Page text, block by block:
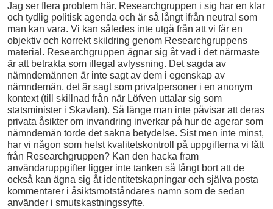
Jag ser flera problem här. Researchgruppen i sig har en klar
och tydlig politisk agenda och är så långt ifrån neutral som
man kan vara. Vi kan således inte utgå från att vi får en
objektiv och korrekt skildring genom Researchgruppens
material. Researchgruppen ägnar sig åt vad i det närmaste
är att betrakta som illegal avlyssning. Det sagda av
nämndemännen är inte sagt av dem i egenskap av
nämndemän, det är sagt som privatpersoner i en anonym
kontext (till skillnad från när Löfven uttalar sig som
statsminister i Skavlan). Så länge man inte påvisar att deras
privata åsikter om invandring inverkar på hur de agerar som
nämndemän torde det sakna betydelse. Sist men inte minst,
har vi någon som helst kvalitetskontroll på uppgifterna vi fått
från Researchgruppen? Kan den hacka fram
användaruppgifter ligger inte tanken så långt bort att de
också kan ägna sig åt identitetskapningar och själva posta
kommentarer i åsiktsmotståndares namn som de sedan
använder i smutskastningssyfte.